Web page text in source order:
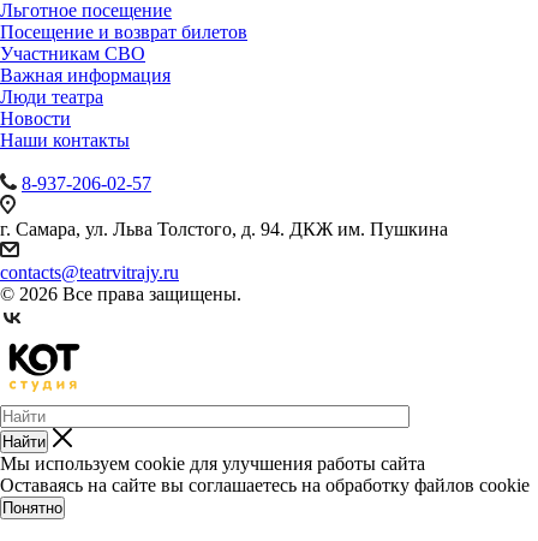
Льготное посещение
Посещение и возврат билетов
Участникам СВО
Важная информация
Люди театра
Новости
Наши контакты
8-937-206-02-57
г. Самара, ул. Льва Толстого, д. 94. ДКЖ им. Пушкина
contacts@teatrvitrajy.ru
© 2026 Все права защищены.
Найти
Мы используем cookie для улучшения работы сайта
Оставаясь на сайте вы соглашаетесь на обработку файлов cookie
Понятно